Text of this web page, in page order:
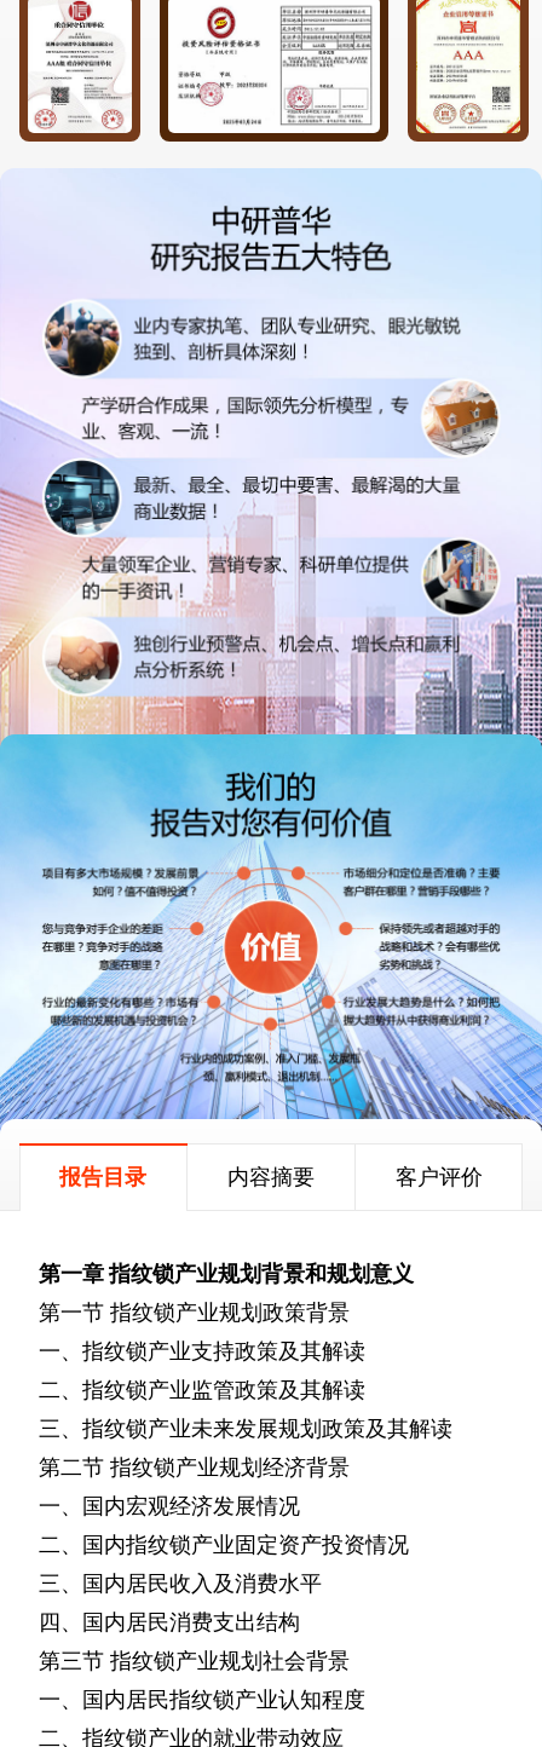
报告目录 内容摘要 客户评价
第一章指纹锁产业规划背景和规划意义
第一节 指纹锁产业规划政策背景
一、指纹锁产业支持政策及其解读
二、指纹锁产业监管政策及其解读
三、指纹锁产业未来发展规划政策及其解读
第二节 指纹锁产业规划经济背景
一、国内宏观经济发展情况
二、国内指纹锁产业固定资产投资情况
三、国内居民收入及消费水平
四、国内居民消费支出结构
第三节 指纹锁产业规划社会背景
一、国内居民指纹锁产业认知程度
二、指纹锁产业的就业带动效应